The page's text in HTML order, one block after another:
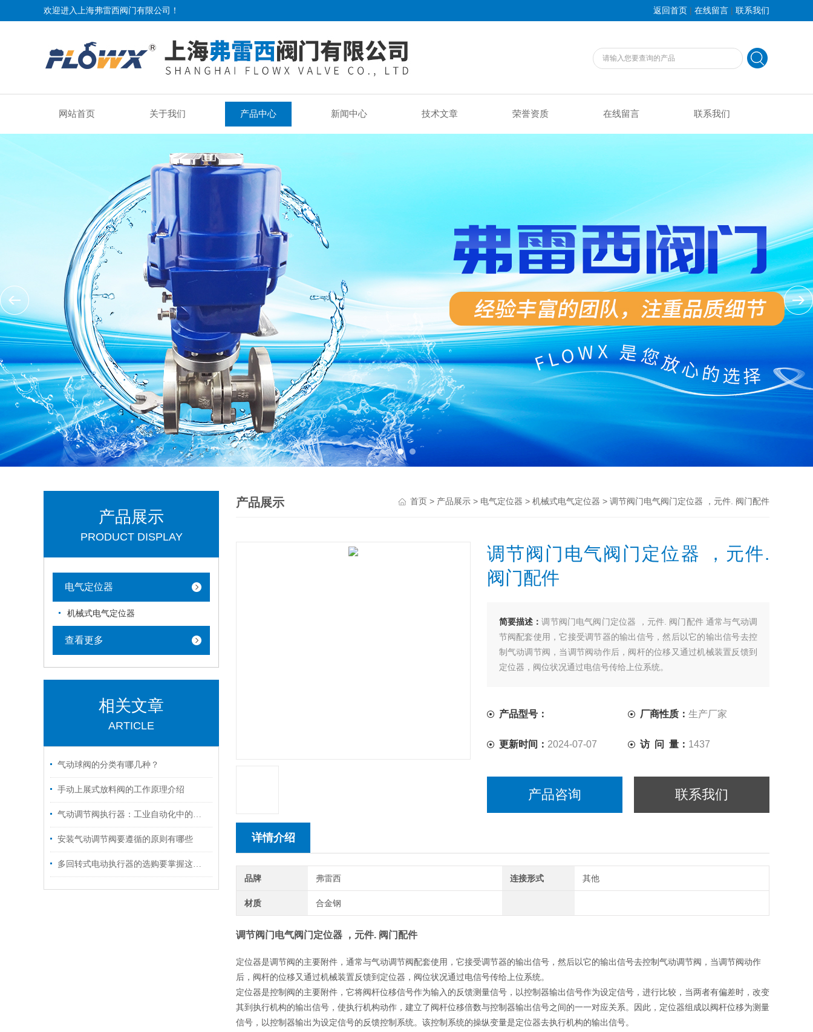
欢迎进入上海弗雷西阀门有限公司！ 返回首页 | 在线留言 | 联系我们
网站首页 关于我们 产品中心 新闻中心 技术文章 荣誉资质 在线留言 联系我们
产品展示 首页 > 产品展示 > 电气定位器 > 机械式电气定位器 > 调节阀门电气阀门定位器 ，元件. 阀门配件
调节阀门电气阀门定位器 ，元件.
阀门配件
简要描述：调节阀门电气阀门定位器 ，元件. 阀门配件 通常与气动调
节阀配套使用，它接受调节器的输出信号，然后以它的输出信号去控
制气动调节阀，当调节阀动作后，阀杆的位移又通过机械装置反馈到
定位器，阀位状况通过电信号传给上位系统。
产品型号： 厂商性质：生产厂家
更新时间： 2024-07-07 访 问 量： 1437
产品咨询 联系我们
详情介绍
品牌 弗雷西 连接形式 其他
材质 合金钢
调节阀门电气阀门定位器 ，元件. 阀门配件
定位器是调节阀的主要附件，通常与气动调节阀配套使用，它接受调节器的输出信号，然后以它的输出信号去控制气动调节阀，当调节阀动作
后，阀杆的位移又通过机械装置反馈到定位器，阀位状况通过电信号传给上位系统。
定位器是控制阀的主要附件，它将阀杆位移信号作为输入的反馈测量信号，以控制器输出信号作为设定信号，进行比较，当两者有偏差时，改变
其到执行机构的输出信号，使执行机构动作，建立了阀杆位移倍数与控制器输出信号之间的一一对应关系。因此，定位器组成以阀杆位移为测量
信号，以控制器输出为设定信号的反馈控制系统。该控制系统的操纵变量是定位器去执行机构的输出信号。
产品展示
PRODUCT DISPLAY
电气定位器
机械式电气定位器
查看更多
相关文章
ARTICLE
气动球阀的分类有哪几种？
手动上展式放料阀的工作原理介绍
气动调节阀执行器：工业自动化中的关键驱动装置
安装气动调节阀要遵循的原则有哪些
多回转式电动执行器的选购要掌握这些内容